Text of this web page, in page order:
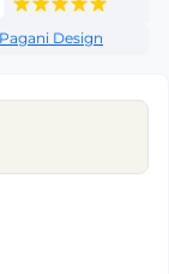
Pagani Design